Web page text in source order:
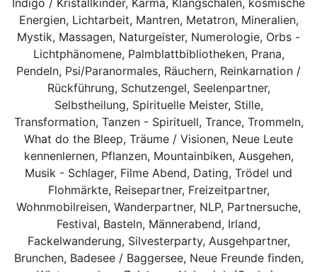
Energien, Lichtarbeit, Mantren, Metatron, Mineralien,
Mystik, Massagen, Naturgeister, Numerologie, Orbs -
Lichtphänomene, Palmblattbibliotheken, Prana,
Pendeln, Psi/Paranormales, Räuchern, Reinkarnation /
Rückführung, Schutzengel, Seelenpartner,
Selbstheilung, Spirituelle Meister, Stille,
Transformation, Tanzen - Spirituell, Trance, Trommeln,
What do the Bleep, Träume / Visionen, Neue Leute
kennenlernen, Pflanzen, Mountainbiken, Ausgehen,
Musik - Schlager, Filme Abend, Dating, Trödel und
Flohmärkte, Reisepartner, Freizeitpartner,
Wohnmobilreisen, Wanderpartner, NLP, Partnersuche,
Festival, Basteln, Männerabend, Irland,
Fackelwanderung, Silvesterparty, Ausgehpartner,
Brunchen, Badesee / Baggersee, Neue Freunde finden,